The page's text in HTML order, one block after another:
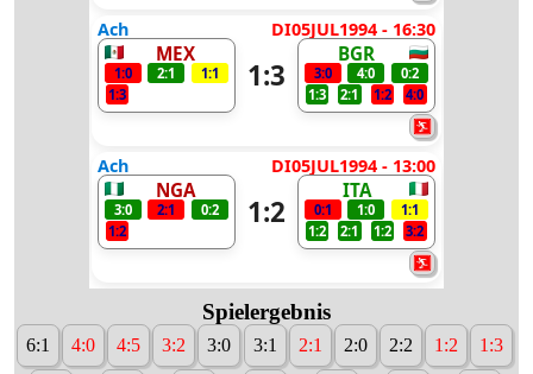
Ach DI05JUL1994 - 16:30
MEX
1:0 2:1
1:1
1:3
1:3
BGR
3:0 4:0
0:2
1:3
2:1 1:2 4:0
Ach DI05JUL1994 - 13:00
NGA
3:0 2:1
0:2
1:2
1:2
ITA
0:1 1:0
1:1
1:2
2:1 1:2 3:2
Spielergebnis
6:1 4:0 4:5 3:2 3:0 3:1 2:1 2:0 2:2 1:2 1:3